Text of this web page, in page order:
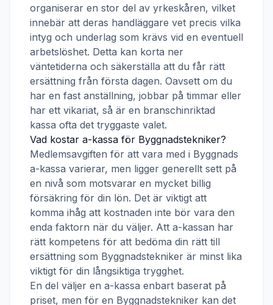
organiserar en stor del av yrkeskåren, vilket
innebär att deras handläggare vet precis vilka
intyg och underlag som krävs vid en eventuell
arbetslöshet. Detta kan korta ner
väntetiderna och säkerställa att du får rätt
ersättning från första dagen. Oavsett om du
har en fast anställning, jobbar på timmar eller
har ett vikariat, så är en branschinriktad
kassa ofta det tryggaste valet.
Vad kostar a-kassa för Byggnadstekniker?
Medlemsavgiften för att vara med i Byggnads
a-kassa varierar, men ligger generellt sett på
en nivå som motsvarar en mycket billig
försäkring för din lön. Det är viktigt att
komma ihåg att kostnaden inte bör vara den
enda faktorn när du väljer. Att a-kassan har
rätt kompetens för att bedöma din rätt till
ersättning som Byggnadstekniker är minst lika
viktigt för din långsiktiga trygghet.
En del väljer en a-kassa enbart baserat på
priset, men för en Byggnadstekniker kan det